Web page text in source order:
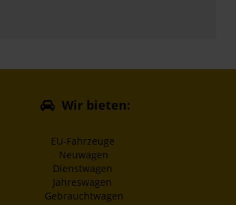
Wir bieten:
EU-Fahrzeuge
Neuwagen
Dienstwagen
Jahreswagen
Gebrauchtwagen